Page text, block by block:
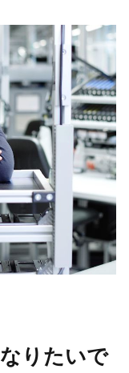
りたいで